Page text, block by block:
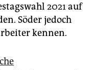
2021 auf
Söder jedoch
kennen.